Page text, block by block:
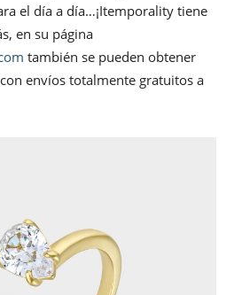
el día a día…¡Itemporality tiene
en su página
también se pueden obtener
envíos totalmente gratuitos a